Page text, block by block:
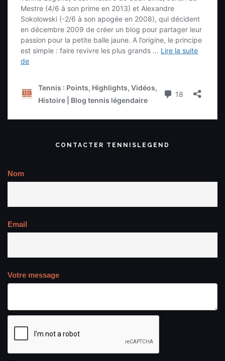
CONTACTER TENNISLEGEND
Nom
Email
Votre message